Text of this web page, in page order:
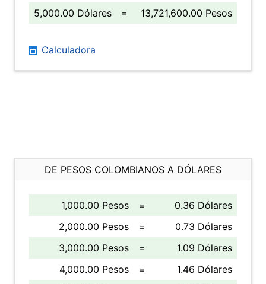
5,000.00 Dólares
= 13,721,600.00 Pesos
Calculadora
DE PESOS COLOMBIANOS A DÓLARES
1,000.00 Pesos =
0.36 Dólares
2,000.00 Pesos
=
0.73 Dólares
3,000.00 Pesos
=
1.09 Dólares
4,000.00 Pesos
=
1.46 Dólares